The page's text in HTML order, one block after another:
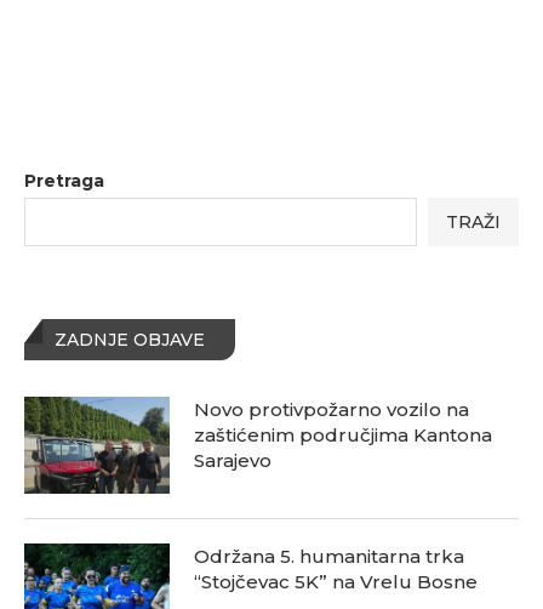
Pretraga
TRAŽI
ZADNJE OBJAVE
Novo protivpožarno vozilo na
zaštićenim područjima Kantona
Sarajevo
Održana 5. humanitarna trka
“Stojčevac 5K” na Vrelu Bosne